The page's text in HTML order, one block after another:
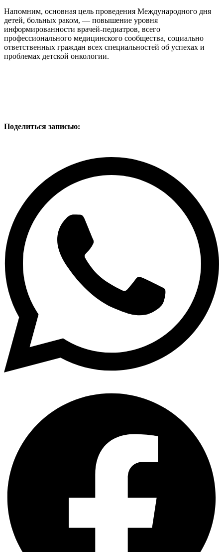
Напомним, основная цель проведения Международного дня
детей, больных раком, — повышение уровня
информированности врачей-педиатров, всего
профессионального медицинского сообщества, социально
ответственных граждан всех специальностей об успехах и
проблемах детской онкологии.
Поделиться записью: